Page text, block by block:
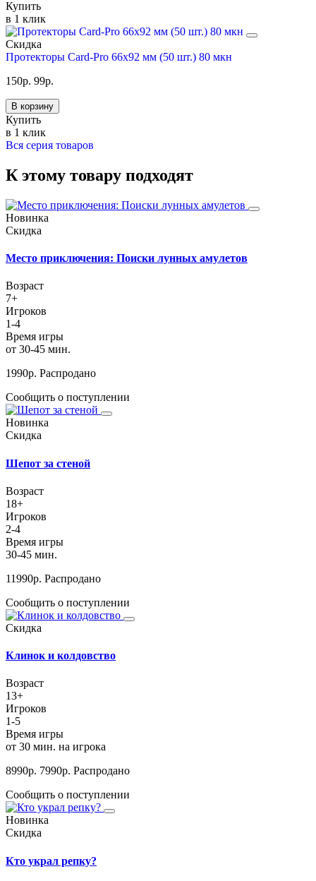
Купить
в 1 клик
Скидка
Протекторы Card-Pro 66x92 мм (50 шт.) 80 мкн
150р. 99р.
В корзину
Купить
в 1 клик
Вся серия товаров
К этому товару подходят
Новинка
Скидка
Место приключения: Поиски лунных амулетов
Возраст
7+
Игроков
1-4
Время игры
от 30-45 мин.
1990р. Распродано
Сообщить о поступлении
Новинка
Скидка
Шепот за стеной
Возраст
18+
Игроков
2-4
Время игры
30-45 мин.
11990р. Распродано
Сообщить о поступлении
Скидка
Клинок и колдовство
Возраст
13+
Игроков
1-5
Время игры
от 30 мин. на игрока
8990р. 7990р. Распродано
Сообщить о поступлении
Новинка
Скидка
Кто украл репку?